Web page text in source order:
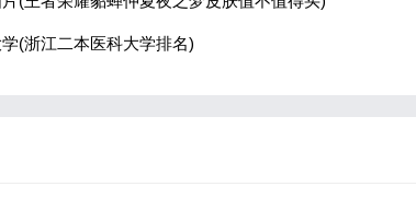
(浙江二本医科大学排名)